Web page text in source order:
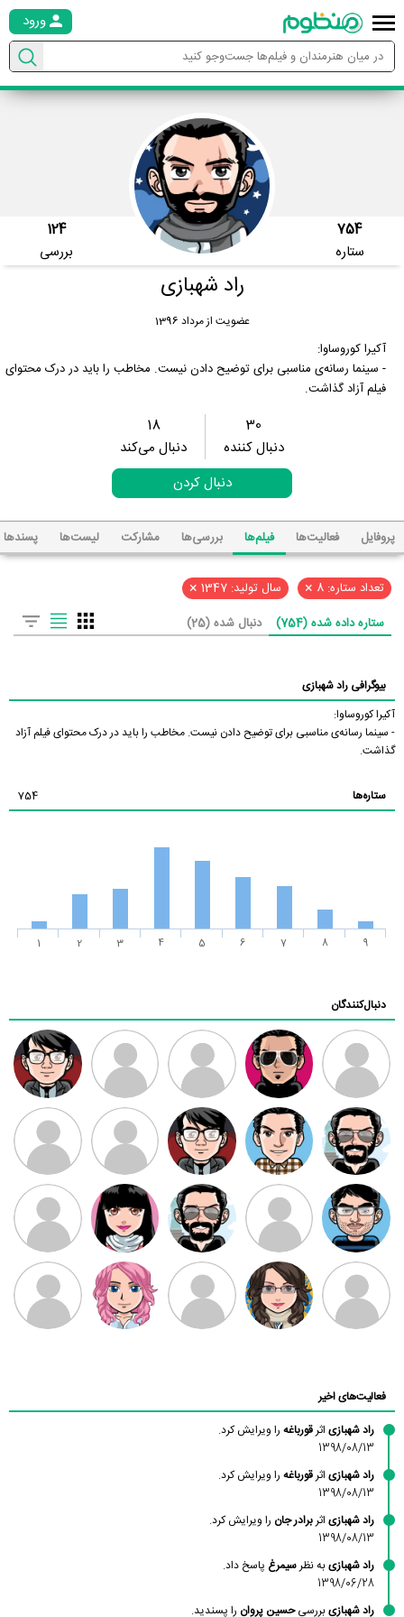
ورود
754
ستاره
124
بررسی
راد شهبازی
عضویت از مرداد 1396
آکیرا کوروساوا:
- سینما رسانه‌ی مناسبی برای توضیح دادن نیست. مخاطب را باید در درک محتوای
فیلم آزاد گذاشت.
30
دنبال کننده
18
دنبال می‌کند
دنبال کردن
پروفایل فعالیت‌ها فیلم‌ها بررسی‌ها مشارکت لیست‌ها پسند‌ها
تعداد ستاره: 8 × سال تولید: 1347 ×
ستاره داده شده (754) دنبال شده (25)
بیوگرافی راد شهبازی
آکیرا کوروساوا:
- سینما رسانه‌ی مناسبی برای توضیح دادن نیست. مخاطب را باید در درک محتوای فیلم آزاد
گذاشت.
ستاره‌ها 754
1 2 3 4 5 6 7 8 9
دنبال‌کنندگان
ممدرضا رضا کاظمی زهرا ~ ابتین
سید محمد
موسوی
مهدی فرهمند مهدی سلطانی داود رضیی
طرفدار میلی
بابی براون
کیوان کیانی
سامان راحمی امیردلتا امیروو ملیکا منتظری عارفه داستانپور
فعالیت‌های اخیر
راد شهبازی اثرقورباغه را ویرایش کرد.
1398/08/13
راد شهبازی اثرقورباغه را ویرایش کرد.
1398/08/13
راد شهبازی اثربرادر جان را ویرایش کرد.
1398/08/13
راد شهبازیبه نظرسیمرغ پاسخ داد.
1398/06/28
راد شهبازیبررسیحسین پروان را پسندید.